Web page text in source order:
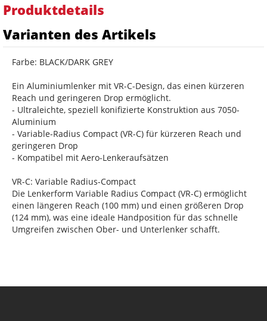
Produktdetails
Varianten des Artikels
Farbe: BLACK/DARK GREY
Ein Aluminiumlenker mit VR-C-Design, das einen kürzeren
Reach und geringeren Drop ermöglicht.
- Ultraleichte, speziell konifizierte Konstruktion aus 7050-
Aluminium
- Variable-Radius Compact (VR-C) für kürzeren Reach und
geringeren Drop
- Kompatibel mit Aero-Lenkeraufsätzen
VR-C: Variable Radius-Compact
Die Lenkerform Variable Radius Compact (VR-C) ermöglicht
einen längeren Reach (100 mm) und einen größeren Drop
(124 mm), was eine ideale Handposition für das schnelle
Umgreifen zwischen Ober- und Unterlenker schafft.